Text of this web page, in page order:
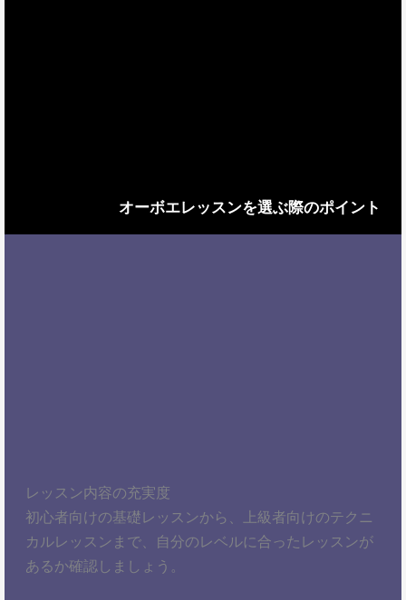
オーボエレッスンを選ぶ際のポイント
レッスン内容の充実度
初心者向けの基礎レッスンから、上級者向けのテクニ
カルレッスンまで、自分のレベルに合ったレッスンが
あるか確認しましょう。